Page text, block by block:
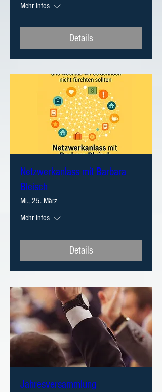
Mehr Infos
Details
Netzwerkanlass mit Barbara
Bleisch
Mi., 25. März
Mehr Infos
Details
Jahresversammlung